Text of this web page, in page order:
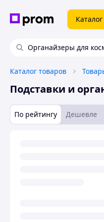
Каталог
Органайзеры для
Каталог товаров
Подставки и
По рейтингу Дешевле